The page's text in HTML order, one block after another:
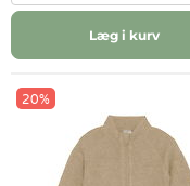
Læg i kurv
20%